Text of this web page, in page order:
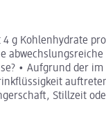
g Kohlenhydrate
• Aufgrund der
Stillzeit